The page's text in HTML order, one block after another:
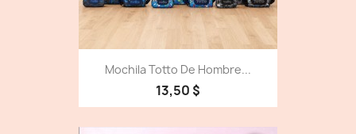
Mochila Totto De Hombre...
13,50 $